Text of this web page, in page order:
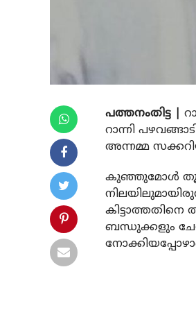
പത്തനംതിട്ട |
റാന്നി
അന്നമ്മ
കുഞ്ഞുമോള്‍ തൂങ്ങി
ബന്ധുക്കളും